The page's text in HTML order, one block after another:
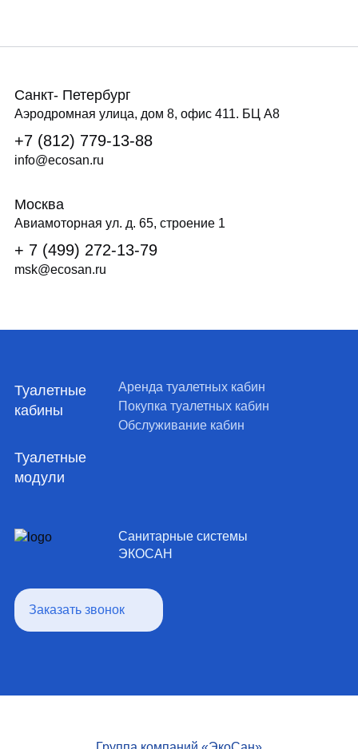
Санкт- Петербург
Аэродромная улица, дом 8, офис 411. БЦ А8
+7 (812) 779-13-88
info@ecosan.ru
Москва
Авиамоторная ул. д. 65, строение 1
+ 7 (499) 272-13-79
msk@ecosan.ru
Санитарные системы
ЭКОСАН
Заказать звонок
Туалетные
кабины
Аренда туалетных кабин
Покупка туалетных кабин
Обслуживание кабин
Туалетные
модули